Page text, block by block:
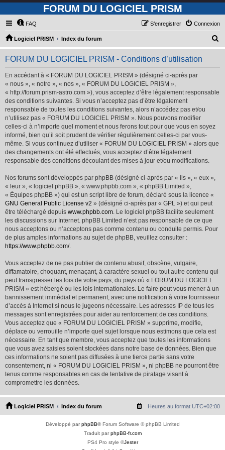
FORUM DU LOGICIEL PRISM
FAQ Connexion
S’enregistrer
Logiciel PRISM Index du forum
e
FORUM DU LOGICIEL PRISM - Conditions d’utilisation
En accédant à « FORUM DU LOGICIEL PRISM » (désigné ci-après par
« nous », « notre », « nos », « FORUM DU LOGICIEL PRISM »,
« http://forum.prism-astro.com »), vous acceptez d’être légalement responsable
des conditions suivantes. Si vous n’acceptez pas d’être légalement
responsable de toutes les conditions suivantes, alors n’accédez pas et/ou
n’utilisez pas « FORUM DU LOGICIEL PRISM ». Nous pouvons modifier
celles-ci à n’importe quel moment et nous ferons tout pour que vous en soyez
informé, bien qu’il soit prudent de vérifier régulièrement celles-ci par vous-
même. Si vous continuez d’utiliser « FORUM DU LOGICIEL PRISM » alors que
des changements ont été effectués, vous acceptez d’être légalement
responsable des conditions découlant des mises à jour et/ou modifications.
Nos forums sont développés par phpBB (désigné ci-après par « ils », « eux »,
« leur », « logiciel phpBB », « www.phpbb.com », « phpBB Limited »,
« Équipes phpBB ») qui est un script libre de forum, déclaré sous la licence «
GNU General Public License v2 » (désigné ci-après par « GPL ») et qui peut
être téléchargé depuis www.phpbb.com. Le logiciel phpBB facilite seulement
les discussions sur Internet. phpBB Limited n’est pas responsable de ce que
nous acceptons ou n’acceptons pas comme contenu ou conduite permis. Pour
de plus amples informations au sujet de phpBB, veuillez consulter :
https://www.phpbb.com/.
Vous acceptez de ne pas publier de contenu abusif, obscène, vulgaire,
diffamatoire, choquant, menaçant, à caractère sexuel ou tout autre contenu qui
peut transgresser les lois de votre pays, du pays où « FORUM DU LOGICIEL
PRISM » est hébergé ou les lois internationales. Le faire peut vous mener à un
bannissement immédiat et permanent, avec une notification à votre fournisseur
d’accès à Internet si nous le jugeons nécessaire. Les adresses IP de tous les
messages sont enregistrées pour aider au renforcement de ces conditions.
Vous acceptez que « FORUM DU LOGICIEL PRISM » supprime, modifie,
déplace ou verrouille n’importe quel sujet lorsque nous estimons que cela est
nécessaire. En tant que membre, vous acceptez que toutes les informations
que vous avez saisies soient stockées dans notre base de données. Bien que
ces informations ne soient pas diffusées à une tierce partie sans votre
consentement, ni « FORUM DU LOGICIEL PRISM », ni phpBB ne pourront être
tenus comme responsables en cas de tentative de piratage visant à
compromettre les données.
Logiciel PRISM Index du forum Heures au format UTC+02:00
Développé parphpBB® Forum Software © phpBB Limited
Traduit parphpBB-fr.com
PS4 Pro style ©Jester